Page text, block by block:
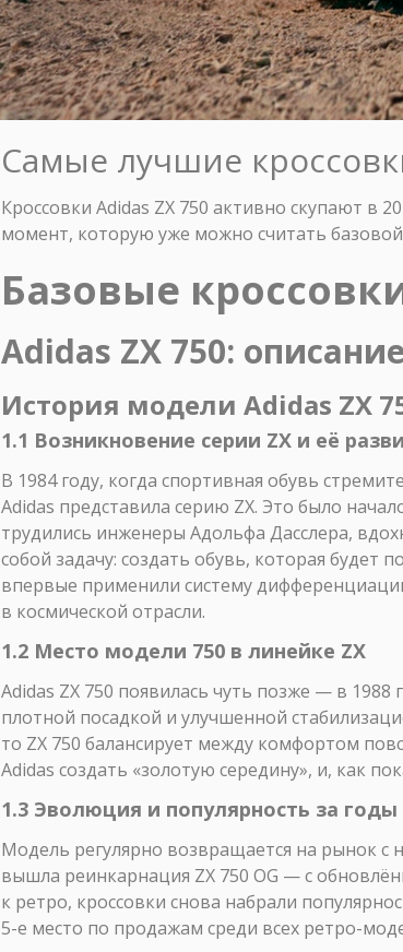
Самые лучшие
Кроссовки Adidas ZX 750 активно скупают в
момент, которую уже можно считать
Базовые
Adidas ZX 750:
История модели Adidas ZX
1.1 Возникновение серии ZX и её
В 1984 году, когда спортивная обувь
Adidas представила серию ZX. Это было
трудились инженеры Адольфа Дасслера,
собой задачу: создать обувь, которая
впервые применили систему
в космической отрасли.
1.2 Место модели 750 в линейке ZX
Adidas ZX 750 появилась чуть позже — в 1988
плотной посадкой и улучшенной
то ZX 750 балансирует между комфортом
Adidas создать «золотую середину», и, как
1.3 Эволюция и популярность за годы
Модель регулярно возвращается на рынок с
вышла реинкарнация ZX 750 OG — с
к ретро, кроссовки снова набрали
5-е место по продажам среди всех ретро-